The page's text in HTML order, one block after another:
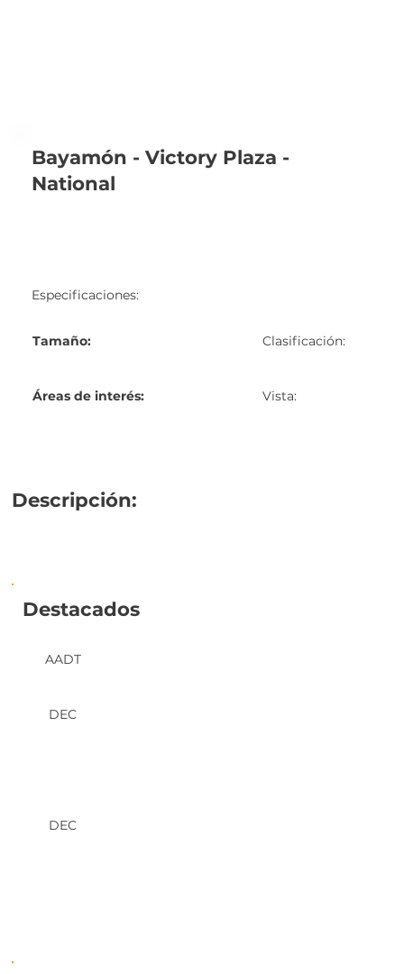
Descripción:
DEC
AADT
Destacados
DEC
Bayamón - Victory Plaza -
National
Especificaciones:
Tamaño: Clasificación:
Áreas de interés: Vista: